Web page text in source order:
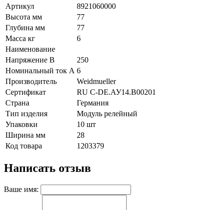
Артикул
8921060000
Высота мм
77
Глубина мм
77
Масса кг
6
Наименование
Напряжение В
250
Номинальный ток А 6
Производитель
Weidmueller
Сертификат
RU C-DE.АУ14.B00201
Страна
Германия
Тип изделия
Модуль релейный
Упаковки
10 шт
Ширина мм
28
Код товара
1203379
Написать отзыв
Ваше имя: